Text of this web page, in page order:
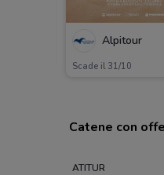
Alpitour
Scade il 31/10
Catene con
ATITUR